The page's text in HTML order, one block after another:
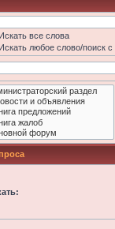
Искать все слова
Искать любое слово/поиск